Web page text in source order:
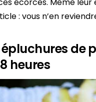
écorces. Même leur
: vous n’en
épluchures de
heures